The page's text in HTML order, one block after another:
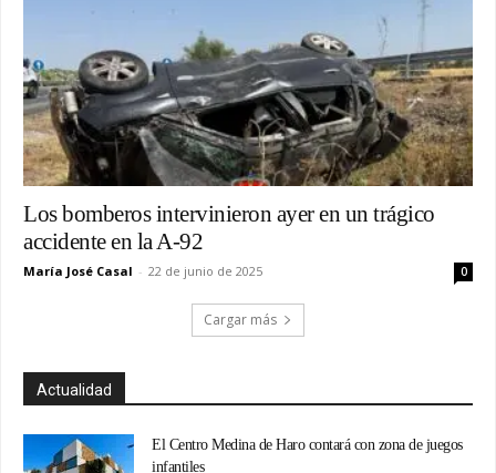
Los bomberos intervinieron ayer en un trágico
accidente en la A-92
María José Casal - 22 de junio de 2025 0
Cargar más
Actualidad
El Centro Medina de Haro contará con zona de juegos
infantiles